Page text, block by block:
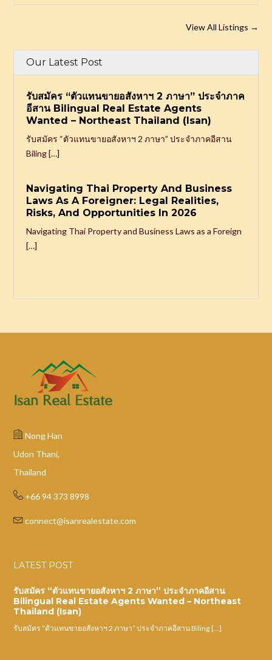
View All Listings →
Our Latest Post
รับสมัคร “ตัวแทนขายอสังหาฯ 2 ภาษา” ประจำภาค
อีสาน Bilingual Real Estate Agents
Wanted – Northeast Thailand (Isan)
รับสมัคร “ตัวแทนขายอสังหาฯ 2 ภาษา” ประจำภาคอีสาน
Biling […]
Navigating Thai Property And Business
Laws As A Foreigner: Legal Realities,
Risks, And Opportunities In 2026
Navigating Thai Property and Business Laws as a Foreign
[…]
Nong Han
Udon Thani,
Thailand
+66 94 373 8998
connect@isanrealestate.com
LATEST POST
รับสมัคร “ตัวแทนขายอสังหาฯ 2 ภาษา” ประจำภาคอีสาน
Bilingual Real Estate Agents Wanted – Northeast
Thailand (Isan)
รับสมัคร “ตัวแทนขายอสังหาฯ 2 ภาษา” ประจำภาคอีสาน Biling […]